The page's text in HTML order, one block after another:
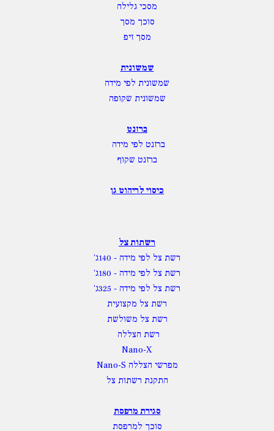
מסכי גלילה
סוכך מסך
מסך זיפ
שמשונית
שמשונית לפי מידה
שמשונית שקופה
ברזנט
ברזנט לפי מידה
ברזנט שקוף
כיסוי לריהוט גן
רשתות צל
רשת צל לפי מידה - 140ג'
רשת צל לפי מידה - 180ג'
רשת צל לפי מידה - 325ג'
רשת צל מקצועית
רשת צל משולשת
רשת הצללה
Nano-X
מפרשי הצללה Nano-S
התקנת רשתות צל
סגירת מרפסת
סוכך למרפסת